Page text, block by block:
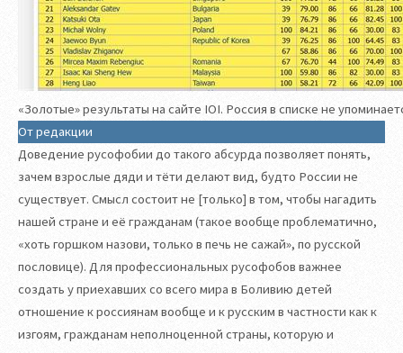
«Золотые» результаты на сайте IOI. Россия в списке не
От редакции
Доведение русофобии до такого абсурда позволяет понять,
зачем взрослые дяди и тёти делают вид, будто России не
существует. Смысл состоит не [только] в том, чтобы нагадить
нашей стране и её гражданам (такое вообще проблематично,
«хоть горшком назови, только в печь не сажай», по русской
пословице). Для профессиональных русофобов важнее
создать у приехавших со всего мира в Боливию детей
отношение к россиянам вообще и к русским в частности как к
изгоям, гражданам неполноценной страны, которую и